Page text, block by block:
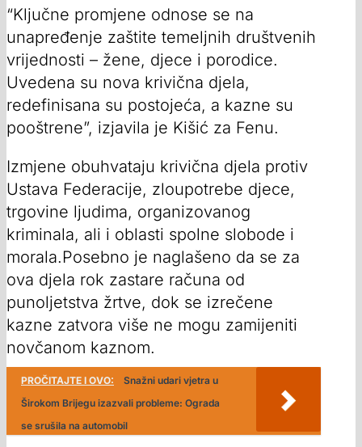
“Ključne promjene odnose se na
unapređenje zaštite temeljnih društvenih
vrijednosti – žene, djece i porodice.
Uvedena su nova krivična djela,
redefinisana su postojeća, a kazne su
pooštrene”, izjavila je Kišić za Fenu.
Izmjene obuhvataju krivična djela protiv
Ustava Federacije, zloupotrebe djece,
trgovine ljudima, organizovanog
kriminala, ali i oblasti spolne slobode i
morala.Posebno je naglašeno da se za
ova djela rok zastare računa od
punoljetstva žrtve, dok se izrečene
kazne zatvora više ne mogu zamijeniti
novčanom kaznom.
PROČITAJTE I OVO:
Snažni udari vjetra u
Širokom Brijegu izazvali probleme: Ograda
se srušila na automobil